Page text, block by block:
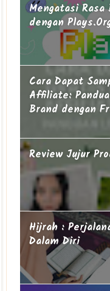
Mengatasi
dengan
Cara Dapat
Affiliate:
Brand dengan
Review Jujur
Hijrah :
Dalam Diri